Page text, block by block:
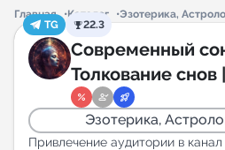
Каталог каналов
Каталог ботов
Горящие предложения
Главная Каталог Эзотерика,
TG
22.3
Современный
Толкование снов
Эзотерика,
Привлечение аудитории в